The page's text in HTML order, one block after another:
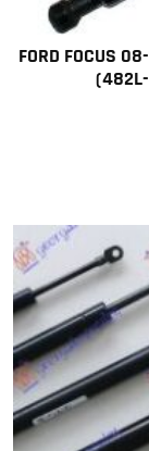
FORD FOCUS